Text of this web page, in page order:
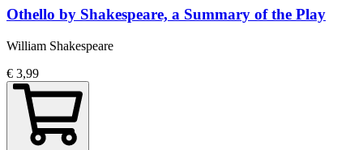
Othello by Shakespeare, a Summary of the Play
William Shakespeare
€ 3,99